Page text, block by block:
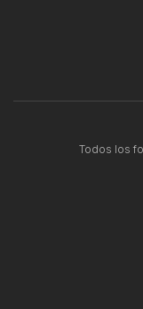
Todos los